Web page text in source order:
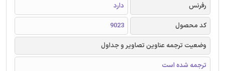
رفرنس
دارد
کد محصول
9023
وضعیت ترجمه عناوین تصاویر و جداول
ترجمه شده است